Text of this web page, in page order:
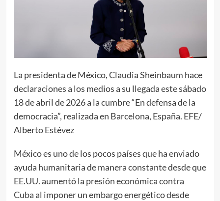
La presidenta de México, Claudia Sheinbaum hace
declaraciones a los medios a su llegada este sábado
18 de abril de 2026 a la cumbre “En defensa de la
democracia”, realizada en Barcelona, España. EFE/
Alberto Estévez
México es uno de los pocos países que ha enviado
ayuda humanitaria de manera constante desde que
EE.UU. aumentó la presión económica contra
Cubaal imponer un embargo energético desde